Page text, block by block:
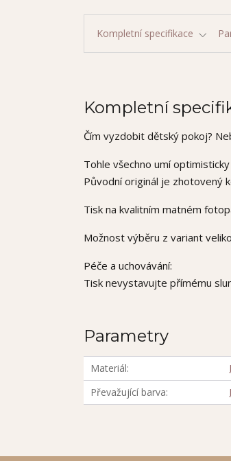
Kompletní specifikace
Kompletní
Čím vyzdobit dětský pokoj?
Tohle všechno umí
Původní originál je zhotovený
Tisk na kvalitním matném
Možnost výběru z variant
Péče a uchovávání:
Tisk nevystavujte přímému
Parametry
Materiál
Převažující barva